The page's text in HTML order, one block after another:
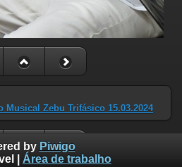
Musical Zebu Trifásico 15.03.2024
by Piwigo
Área de trabalho